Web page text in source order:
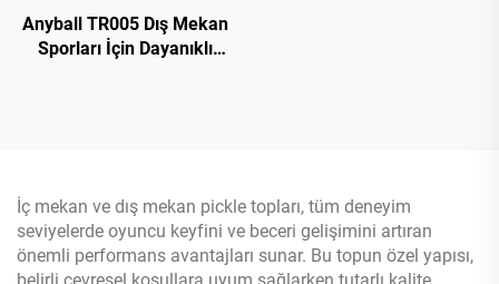
Anyball TR005 Dış Mekan
Sporları İçin Dayanıklı
İç mekan ve dış mekan pickle topları, tüm deneyim
seviyelerde oyuncu keyfini ve beceri gelişimini artıran
önemli performans avantajları sunar. Bu topun özel yapısı,